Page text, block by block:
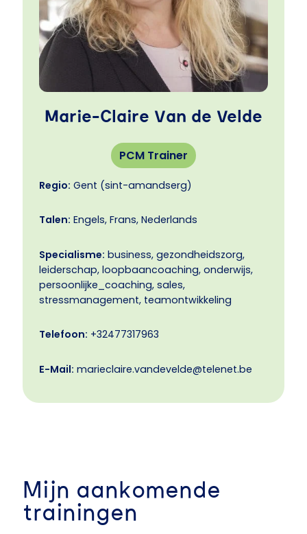
Marie-Claire Van de Velde
PCM Trainer
Regio: Gent (sint-amandserg)
Talen: Engels, Frans, Nederlands
Specialisme: business, gezondheidszorg,
leiderschap, loopbaancoaching, onderwijs,
persoonlijke_coaching, sales,
stressmanagement, teamontwikkeling
Telefoon: +32477317963
E-Mail: marieclaire.vandevelde@telenet.be
Mijn aankomende
trainingen